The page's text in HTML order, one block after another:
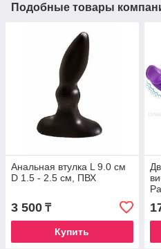
Подобные товары
Анальная втулка L 9.0 см
D 1.5 - 2.5 см, ПВХ
3 500 ₸
Купить
4